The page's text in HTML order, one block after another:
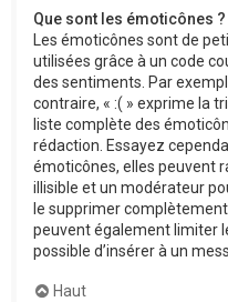
Que sont les émoticônes ?
Les émoticônes sont de
utilisées grâce à un code
des sentiments. Par
contraire, « :( » exprime la
liste complète des
rédaction. Essayez
émoticônes, elles peuvent
illisible et un modérateur
le supprimer
peuvent également limiter
possible d’insérer à un
Haut